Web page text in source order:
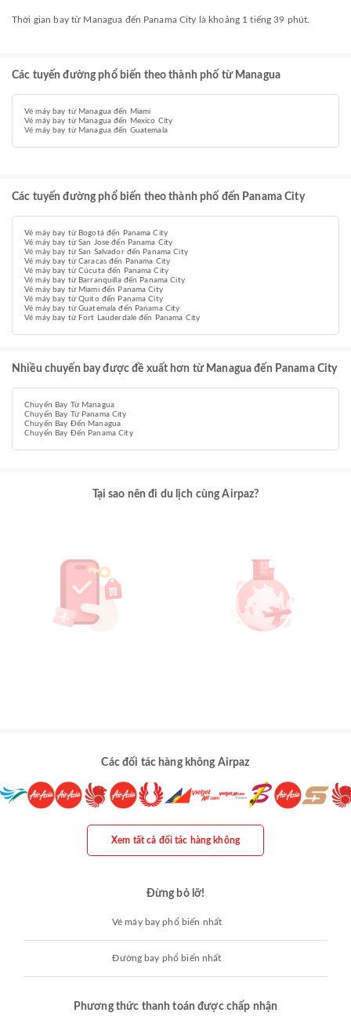
Thời gian bay từ Managua đến Panama City là khoảng 1 tiếng 39 phút.
Các tuyến đường phổ biến theo thành phố từ Managua
Vé máy bay từ Managua đến Miami
Vé máy bay từ Managua đến Mexico City
Vé máy bay từ Managua đến Guatemala
Các tuyến đường phổ biến theo thành phố đến Panama City
Vé máy bay từ Bogotá đến Panama City
Vé máy bay từ San Jose đến Panama City
Vé máy bay từ San Salvador đến Panama City
Vé máy bay từ Caracas đến Panama City
Vé máy bay từ Cúcuta đến Panama City
Vé máy bay từ Barranquilla đến Panama City
Vé máy bay từ Miami đến Panama City
Vé máy bay từ Quito đến Panama City
Vé máy bay từ Guatemala đến Panama City
Vé máy bay từ Fort Lauderdale đến Panama City
Nhiều chuyến bay được đề xuất hơn từ Managua đến Panama City
Chuyến Bay Từ Managua
Chuyến Bay Từ Panama City
Chuyến Bay Đến Managua
Chuyến Bay Đến Panama City
Tại sao nên đi du lịch cùng Airpaz?
Các đối tác hàng không Airpaz
Xem tất cả đối tác hàng không
Đừng bỏ lỡ!
Vé máy bay phổ biến nhất
Đường bay phổ biến nhất
Phương thức thanh toán được chấp nhận